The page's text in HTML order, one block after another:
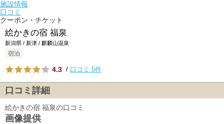
施設情報
口コミ
クーポン・チケット
絵かきの宿 福泉
新潟県 / 新津 / 麒麟山温泉
宿泊
4.3 / 口コミ 5件
口コミ詳細
絵かきの宿 福泉の口コミ
画像提供